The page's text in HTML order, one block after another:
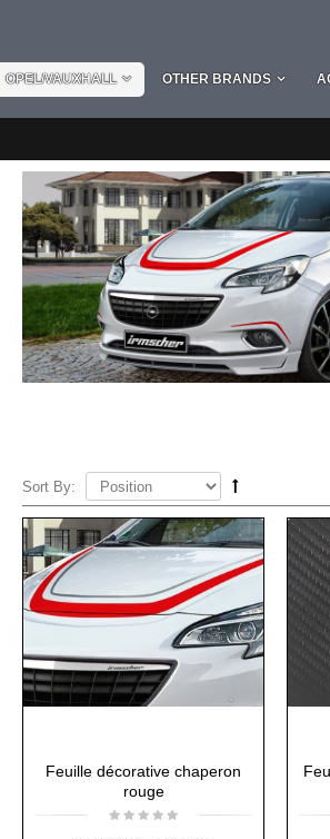
OPEL/VAUXHALL OTHER BRANDS
Sort By:
Feuille décorative chaperon
rouge